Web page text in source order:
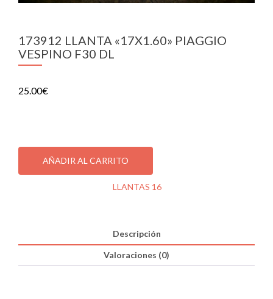
173912 LLANTA «17X1.60» PIAGGIO
VESPINO F30 DL
25.00€
173912
LLANTAAÑADIR AL CARRITO
LLANTAS 16
Descripción
Valoraciones (0)